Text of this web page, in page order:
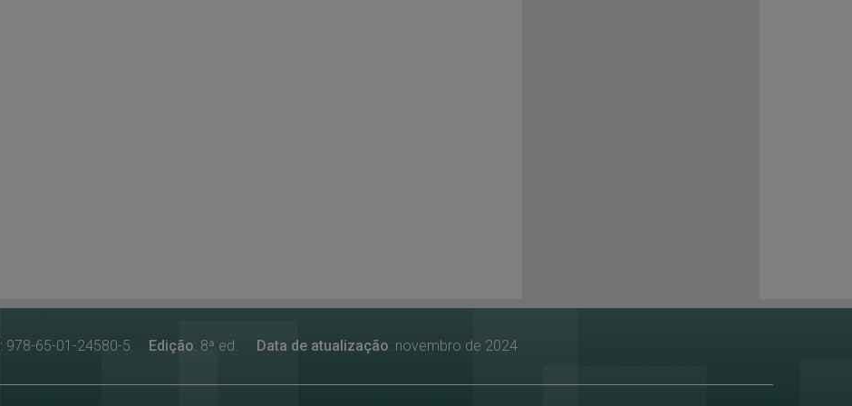
: 978-65-01-24580-5 Edição: 8ª ed. Data de atualização: novembro de 2024